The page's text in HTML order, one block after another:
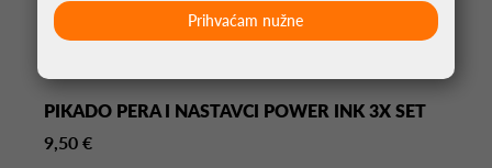
PIKADO PERA I NASTAVCI POWER INK 3X SET
9,50 €
Prihvaćam nužne